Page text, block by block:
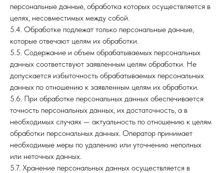
персональные данные, обработка которых осуществляется в
целях, несовместимых между собой.
5.4. Обработке подлежат только персональные данные,
которые отвечают целям их обработки.
5.5. Содержание и объем обрабатываемых персональных
данных соответствуют заявленным целям обработки. Не
допускается избыточность обрабатываемых персональных
данных по отношению к заявленным целям их обработки.
5.6. При обработке персональных данных обеспечивается
точность персональных данных, их достаточность, а в
необходимых случаях — актуальность по отношению к целям
обработки персональных данных. Оператор принимает
необходимые меры по удалению или уточнению неполных
или неточных данных.
5.7. Хранение персональных данных осуществляется в